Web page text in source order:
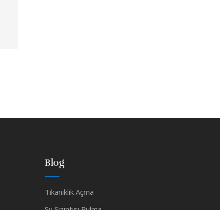
Blog
Tıkanıklık Açma